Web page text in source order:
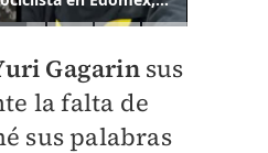
Gagarinsus
la falta de
sus palabras